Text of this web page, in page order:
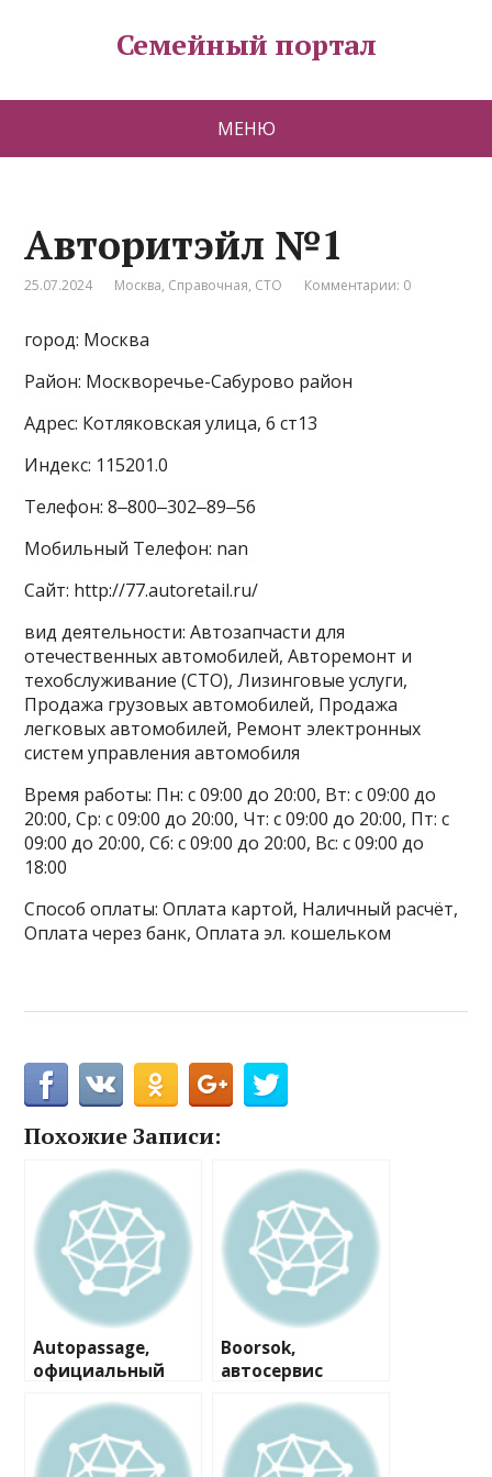
Семейный портал
МЕНЮ
Авторитэйл №1
25.07.2024 Москва, Справочная, СТО Комментарии: 0
город: Москва
Район: Москворечье-Сабурово район
Адрес: Котляковская улица, 6 ст13
Индекс: 115201.0
Телефон: 8‒800‒302‒89‒56
Мобильный Телефон: nan
Сайт: http://77.autoretail.ru/
вид деятельности: Автозапчасти для
отечественных автомобилей, Авторемонт и
техобслуживание (СТО), Лизинговые услуги,
Продажа грузовых автомобилей, Продажа
легковых автомобилей, Ремонт электронных
систем управления автомобиля
Время работы: Пн: с 09:00 до 20:00, Вт: с 09:00 до
20:00, Ср: с 09:00 до 20:00, Чт: с 09:00 до 20:00, Пт: с
09:00 до 20:00, Сб: с 09:00 до 20:00, Вс: с 09:00 до
18:00
Способ оплаты: Оплата картой, Наличный расчёт,
Оплата через банк, Оплата эл. кошельком
Похожие Записи:
Autopassage,
официальный
Boorsok,
автосервис